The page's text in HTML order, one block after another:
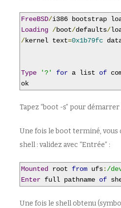
FreeBSD/i386 bootstrap
Loading /boot/defaults/
/kernel text=0x1b79fc
Type '?' for a list of
ok
Tapez “boot -s” pour
Une fois le boot terminé, vous
shell : validez avec “Entrée” :
Mounted root from ufs: /
Enter full pathname of
Une fois le shell obtenu